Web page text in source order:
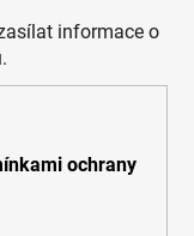
informace o
ochrany